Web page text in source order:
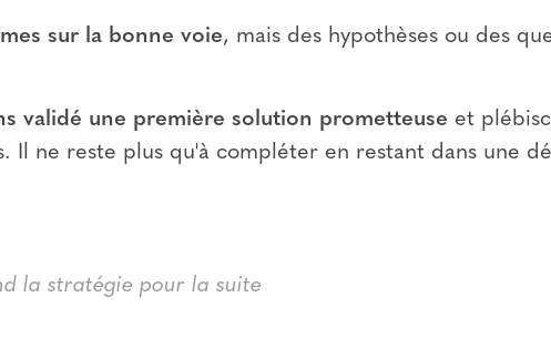
sur la bonne voie, mais des hypothèses ou des
validé une première solution prometteuse et
Il ne reste plus qu'à compléter en restant dans une
la stratégie pour la suite